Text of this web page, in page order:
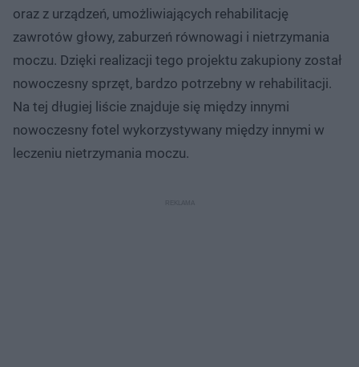
oraz z urządzeń, umożliwiających rehabilitację
zawrotów głowy, zaburzeń równowagi i nietrzymania
moczu. Dzięki realizacji tego projektu zakupiony został
nowoczesny sprzęt, bardzo potrzebny w rehabilitacji.
Na tej długiej liście znajduje się między innymi
nowoczesny fotel wykorzystywany między innymi w
leczeniu nietrzymania moczu.